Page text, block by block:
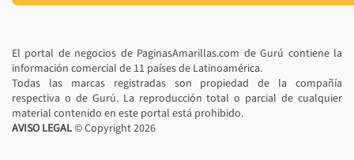
El portal de negocios de PaginasAmarillas.com de Gurú contiene la
información comercial de 11 países de Latinoamérica.
Todas las marcas registradas son propiedad de la compañía
respectiva o de Gurú. La reproducción total o parcial de cualquier
material contenido en este portal está prohibido.
AVISO LEGAL© Copyright2026